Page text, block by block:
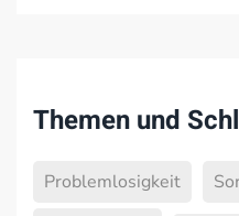
Themen und
Problemlosigkeit